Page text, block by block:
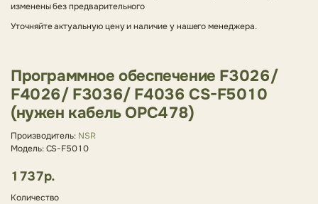
изменены без предварительного
Уточняйте актуальную цену и наличие у нашего менеджера.
Программное обеспечение F3026/
F4026/ F3036/ F4036 CS-F5010
(нужен кабель OPC478)
Производитель: NSR
Модель: CS-F5010
1737р.
Количество